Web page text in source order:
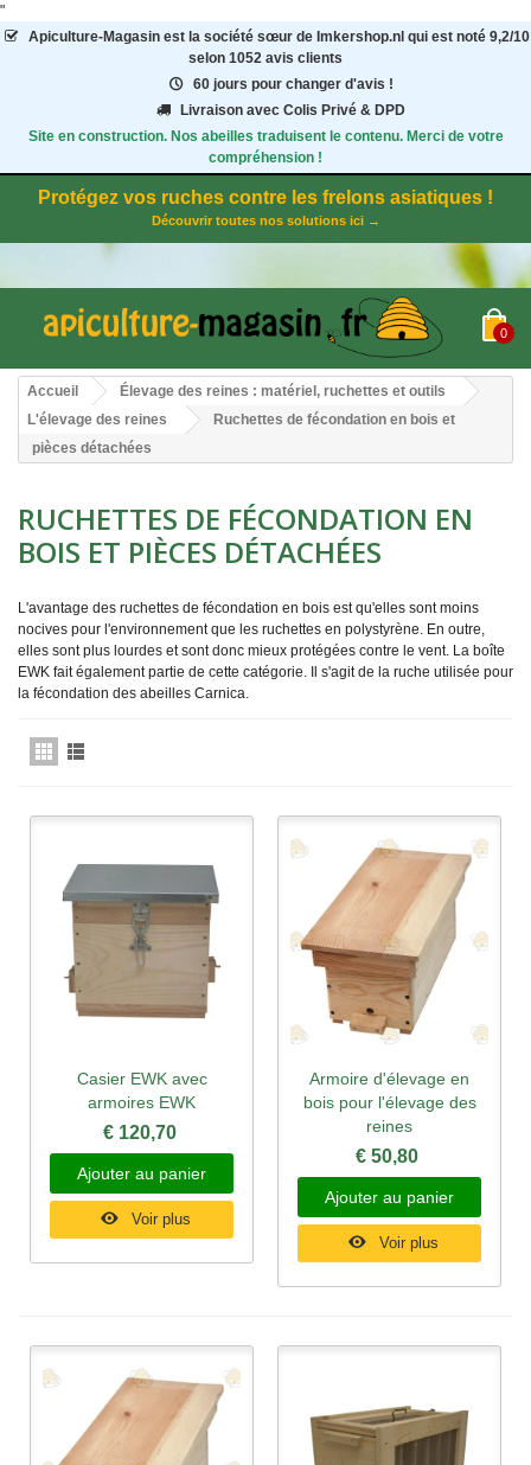
"
Apiculture-Magasinest la société sœur de Imkershop.nl qui est noté 9,2/10
selon 1052 avis clients
60 jours pour changer d'avis !
Livraison avec Colis Privé & DPD
Site en construction. Nos abeilles traduisent le contenu. Merci de votre
compréhension !
Protégez vos ruches contre les frelons asiatiques !
Découvrir toutes nos solutions ici →
0
Accueil
Élevage des reines : matériel, ruchettes et outils
L'élevage des reines
Ruchettes de fécondation en bois et
pièces détachées
RUCHETTES DE FÉCONDATION EN
BOIS ET PIÈCES DÉTACHÉES
L'avantage des ruchettes de fécondation en bois est qu'elles sont moins
nocives pour l'environnement que les ruchettes en polystyrène. En outre,
elles sont plus lourdes et sont donc mieux protégées contre le vent. La boîte
EWK fait également partie de cette catégorie. Il s'agit de la ruche utilisée pour
la fécondation des abeilles Carnica.
Casier EWK avec
armoires EWK
€ 120,70
Ajouter au panier
Voir plus
Armoire d'élevage en
bois pour l'élevage des
reines
€ 50,80
Ajouter au panier
Voir plus